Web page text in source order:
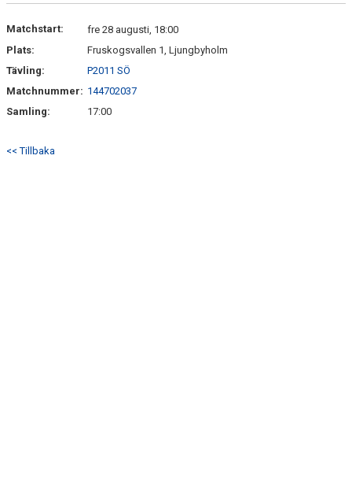
Matchstart:
fre 28 augusti, 18:00
Plats:
Fruskogsvallen 1, Ljungbyholm
Tävling:
P2011 SÖ
Matchnummer: 144702037
Samling:
17:00
<< Tillbaka